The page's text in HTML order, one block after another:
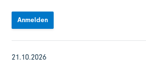
Anmelden
21.10.2026